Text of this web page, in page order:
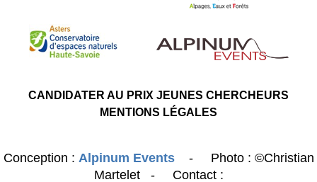
CANDIDATER AU PRIX JEUNES CHERCHEURS
MENTIONS LÉGALES
Conception : Alpinum Events- Photo : ©Christian
Martelet - Contact :